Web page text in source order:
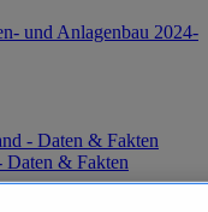
und Anlagenbau 2024-
- Daten & Fakten
& Fakten